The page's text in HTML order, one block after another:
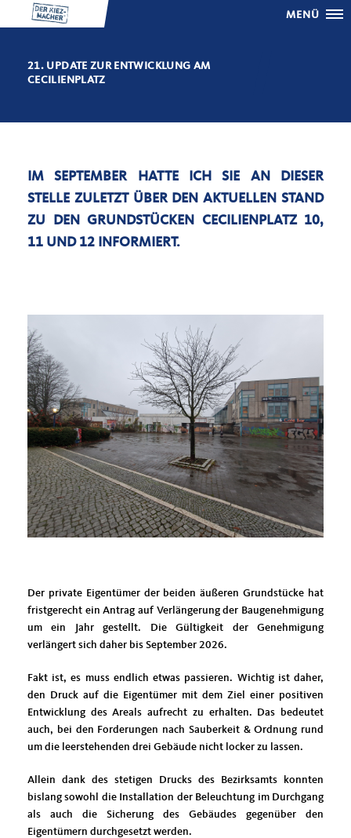
MENÜ
21. UPDATE ZUR ENTWICKLUNG AM
CECILIENPLATZ
IM SEPTEMBER HATTE ICH SIE AN DIESER
STELLE ZULETZT ÜBER DEN AKTUELLEN STAND
ZU DEN GRUNDSTÜCKEN CECILIENPLATZ 10,
11 UND 12 INFORMIERT.
Der private Eigentümer der beiden äußeren Grundstücke hat
fristgerecht ein Antrag auf Verlängerung der Baugenehmigung
um ein Jahr gestellt. Die Gültigkeit der Genehmigung
verlängert sich daher bis September 2026.
Fakt ist, es muss endlich etwas passieren. Wichtig ist daher,
den Druck auf die Eigentümer mit dem Ziel einer positiven
Entwicklung des Areals aufrecht zu erhalten. Das bedeutet
auch, bei den Forderungen nach Sauberkeit & Ordnung rund
um die leerstehenden drei Gebäude nicht locker zu lassen.
Allein dank des stetigen Drucks des Bezirksamts konnten
bislang sowohl die Installation der Beleuchtung im Durchgang
als auch die Sicherung des Gebäudes gegenüber den
Eigentümern durchgesetzt werden.